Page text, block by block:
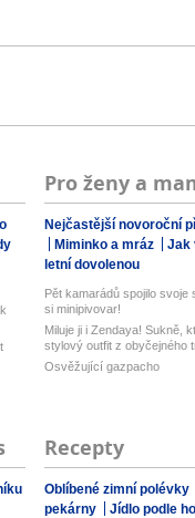
Pro ženy a
Nejčastější novoroční
Miminko a mráz
Jak
letní dovolenou
Pět kamarádů spojilo svoje
si minipivovar!
Miluje ji i Zendaya! Sukně,
stylový outfit z obyčejného
Osvěžující gazpacho
Recepty
Oblíbené zimní polévky
pekárny
Jídlo podle